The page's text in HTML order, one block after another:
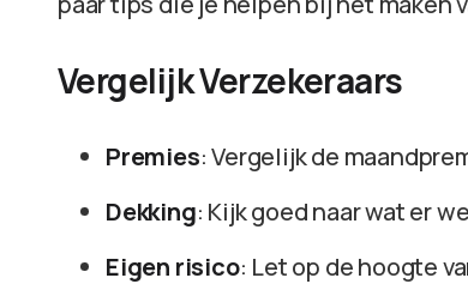
Vergelijk Verzekeraars
Premies: Vergelijk de
Dekking: Kijk goed naar wat er
Eigen risico: Let op de hoogte